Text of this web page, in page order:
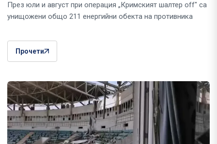
През юли и август при операция „Кримският шалтер off" са
унищожени общо 211 енергийни обекта на противника
Прочети